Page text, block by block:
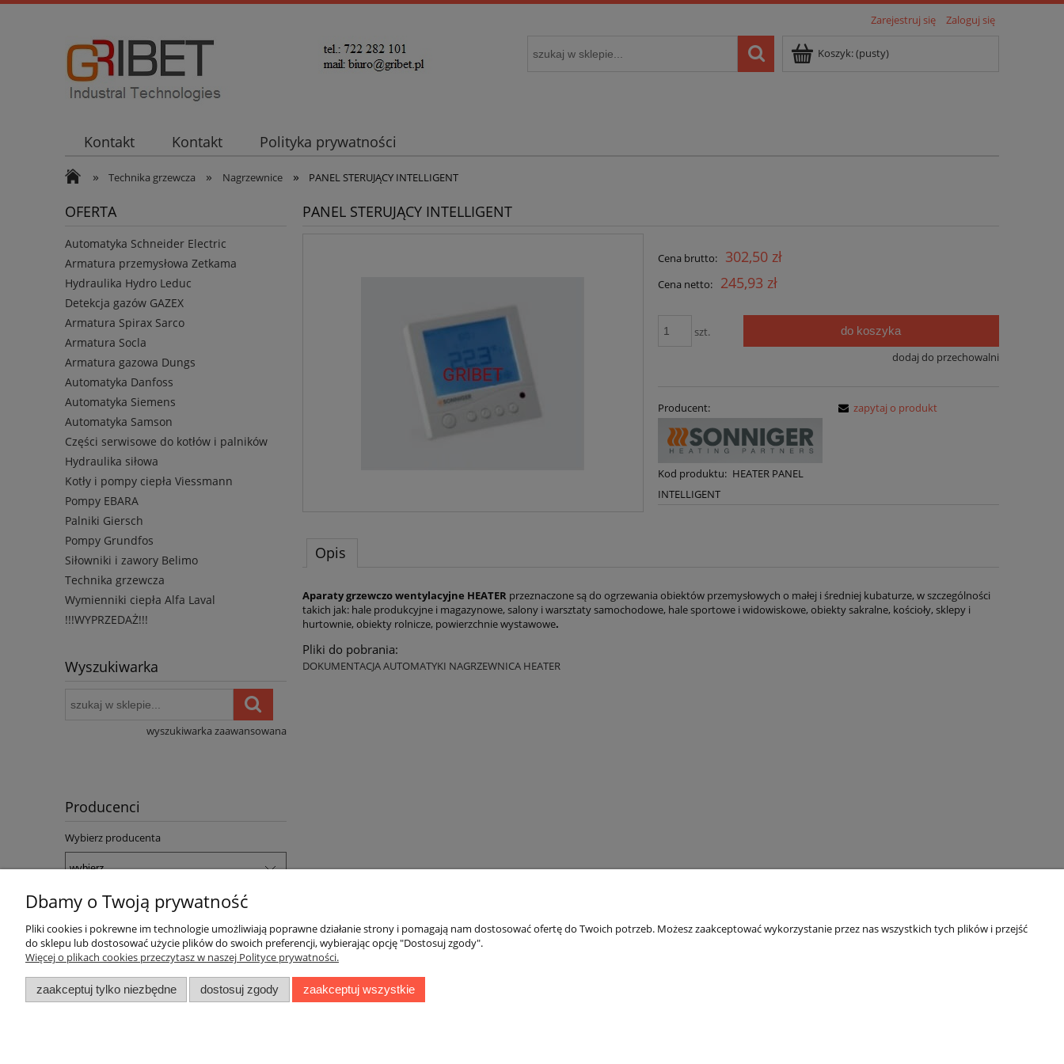
Zarejestruj się Zaloguj się
Koszyk:(pusty)
Kontakt Kontakt Polityka prywatności
» Technika grzewcza » Nagrzewnice » PANEL STERUJĄCY INTELLIGENT
OFERTA
Automatyka Schneider Electric
Armatura przemysłowa Zetkama
Hydraulika Hydro Leduc
Detekcja gazów GAZEX
Armatura Spirax Sarco
Armatura Socla
Armatura gazowa Dungs
Automatyka Danfoss
Automatyka Siemens
Automatyka Samson
Części serwisowe do kotłów i palników
Hydraulika siłowa
Kotły i pompy ciepła Viessmann
Pompy EBARA
Palniki Giersch
Pompy Grundfos
Siłowniki i zawory Belimo
Technika grzewcza
Wymienniki ciepła Alfa Laval
!!!WYPRZEDAŻ!!!
Wyszukiwarka
wyszukiwarka zaawansowana
Producenci
Wybierz producenta
PANEL STERUJĄCY INTELLIGENT
Cena brutto: 302,50 zł
Cena netto: 245,93 zł
szt. do koszyka
dodaj do przechowalni
Producent:
Kod produktu: HEATER PANEL
INTELLIGENT
zapytaj o produkt
Opis
Aparaty grzewczo wentylacyjne HEATER przeznaczone są do ogrzewania obiektów przemysłowych o małej i średniej kubaturze, w szczególności
takich jak: hale produkcyjne i magazynowe, salony i warsztaty samochodowe, hale sportowe i widowiskowe, obiekty sakralne, kościoły, sklepy i
hurtownie, obiekty rolnicze, powierzchnie wystawowe.
Pliki do pobrania:
DOKUMENTACJA AUTOMATYKI NAGRZEWNICA HEATER
Pomoc
Polityka prywatności
Dostawa
Koszty dostawy
Moje konto
Dbamy o Twoją prywatność
Pliki cookies i pokrewne im technologie umożliwiają poprawne działanie strony i pomagają nam dostosować ofertę do Twoich potrzeb. Możesz zaakceptować wykorzystanie przez nas wszystkich tych plików i przejść
do sklepu lub dostosować użycie plików do swoich preferencji, wybierając opcję "Dostosuj zgody".
Więcej o plikach cookies przeczytasz w naszej Polityce prywatności.
zaakceptuj tylko niezbędne dostosuj zgody zaakceptuj wszystkie